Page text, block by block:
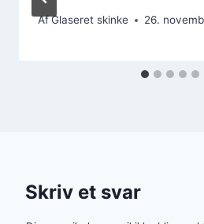
AfGlaseret skinke 26.
Skriv et svar